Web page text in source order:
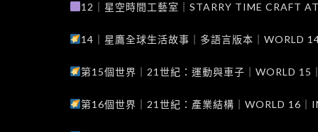
12｜星空時間工藝室｜STARRY TIME CRAFT
14｜星鷹全球生活故事｜多語言版本｜WORLD
第15個世界｜21世紀：運動與車子｜WORLD
第16個世界｜21世紀：產業結構｜WORLD 16